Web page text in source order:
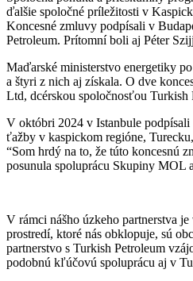
ďalšie spoločné príležitosti v
Koncesné zmluvy podpísali v
Petroleum. Prítomní boli aj Péter
Maďarské ministerstvo energetiky
a štyri z nich aj získala. O dve
Ltd, dcérskou spoločnosťou Turkish
V októbri 2024 v Istanbule
ťažby v kaspickom regióne,
“Som hrdý na to, že túto koncesnú
posunula spoluprácu Skupiny MOL
V rámci nášho úzkeho partnerstva
prostredí, ktoré nás obklopuje, sú
partnerstvo s Turkish Petroleum
podobnú kľúčovú spoluprácu aj v